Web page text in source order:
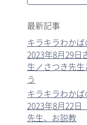
最新記事
キラキラわか
2023年8月29日
生／さつき先生
う
キラキラわか
2023年8月22
先生、お説教